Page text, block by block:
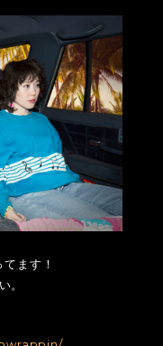
ます！
。